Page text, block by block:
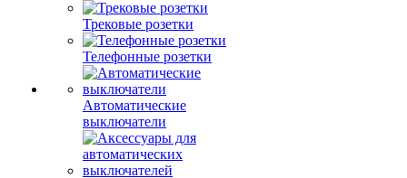
Трековые розетки
Телефонные розетки
Автоматические
выключатели